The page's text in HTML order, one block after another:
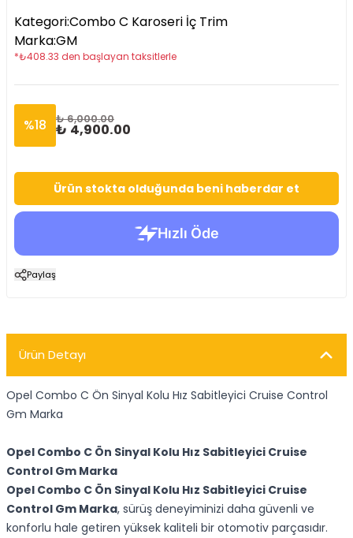
Kategori:Combo C Karoseri İç Trim
Marka:GM
*₺408.33 den başlayan taksitlerle
%18 ₺ 6,000.00
₺ 4,900.00
Ürün stokta olduğunda beni haberdar et
Paylaş
Ürün Detayı
Opel Combo C Ön Sinyal Kolu Hız Sabitleyici Cruise Control
Gm Marka
Opel Combo C Ön Sinyal Kolu Hız Sabitleyici Cruise
Control Gm Marka
Opel Combo C Ön Sinyal Kolu Hız Sabitleyici Cruise
Control Gm Marka, sürüş deneyiminizi daha güvenli ve
konforlu hale getiren yüksek kaliteli bir otomotiv parçasıdır.